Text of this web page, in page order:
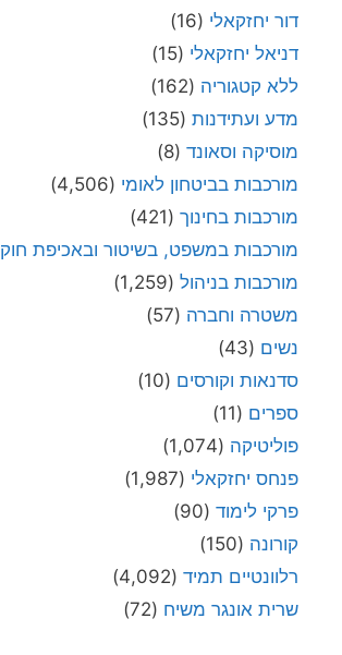
דור יחזקאלי (16)
דניאל יחזקאלי (15)
ללא קטגוריה (162)
מדע ועתידנות (135)
מוסיקה וסאונד (8)
מורכבות בביטחון לאומי (4,506)
מורכבות בחינוך (421)
מורכבות במשפט, בשיטור ובאכיפת חוק
מורכבות בניהול (1,259)
משטרה וחברה (57)
נשים (43)
סדנאות וקורסים (10)
ספרים (11)
פוליטיקה (1,074)
פנחס יחזקאלי (1,987)
פרקי לימוד (90)
קורונה (150)
רלוונטיים תמיד (4,092)
שרית אונגר משיח (72)